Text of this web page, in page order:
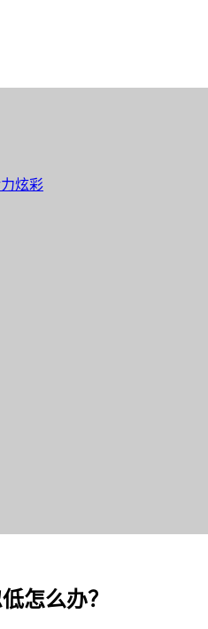
炫彩
怎么办？